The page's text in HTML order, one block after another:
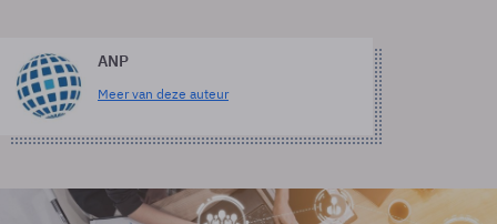
ANP
Meer van deze auteur